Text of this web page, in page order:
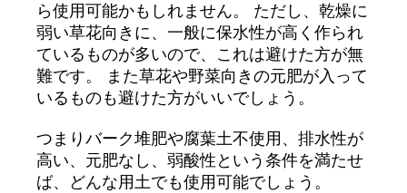
ら使用可能かもしれません。 ただし、乾燥に
弱い草花向きに、一般に保水性が高く作られ
ているものが多いので、これは避けた方が無
難です。 また草花や野菜向きの元肥が入って
いるものも避けた方がいいでしょう。
つまりバーク堆肥や腐葉土不使用、排水性が
高い、元肥なし、弱酸性という条件を満たせ
ば、どんな用土でも使用可能でしょう。